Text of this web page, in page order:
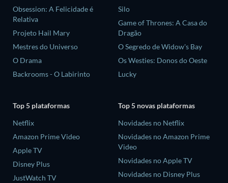
Obsession: A Felicidade é
Relativa
Projeto Hail Mary
Mestres do Universo
O Drama
Backrooms - O Labirinto
Silo
Game of Thrones: A Casa do
Dragão
O Segredo de Widow's Bay
Os Westies: Donos do Oeste
Lucky
Top 5 plataformas
Netflix
Amazon Prime Video
Apple TV
Disney Plus
JustWatch TV
Top 5 novas plataformas
Novidades no Netflix
Novidades no Amazon Prime
Video
Novidades no Apple TV
Novidades no Disney Plus